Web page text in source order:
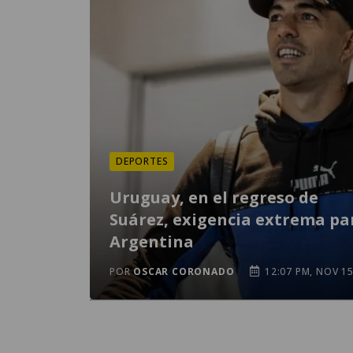
DEPORTES
Uruguay, en el regreso de
Suárez, exigencia extrema
Argentina
POROSCAR CORONADO 12:07 PM, NOV 15